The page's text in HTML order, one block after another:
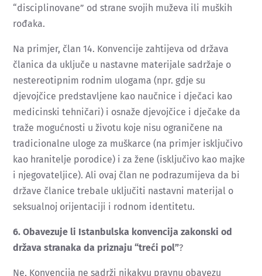
“disciplinovane” od strane svojih muževa ili muških
rođaka.
Na primjer, član 14. Konvencije zahtijeva od država
članica da uključe u nastavne materijale sadržaje o
nestereotipnim rodnim ulogama (npr. gdje su
djevojčice predstavljene kao naučnice i dječaci kao
medicinski tehničari) i osnaže djevojčice i dječake da
traže mogućnosti u životu koje nisu ograničene na
tradicionalne uloge za muškarce (na primjer isključivo
kao hranitelje porodice) i za žene (isključivo kao majke
i njegovateljice). Ali ovaj član ne podrazumijeva da bi
države članice trebale uključiti nastavni materijal o
seksualnoj orijentaciji i rodnom identitetu.
6. Obavezuje li Istanbulska konvencija zakonski od
država stranaka da priznaju “treći pol”?
Ne, Konvencija ne sadrži nikakvu pravnu obavezu